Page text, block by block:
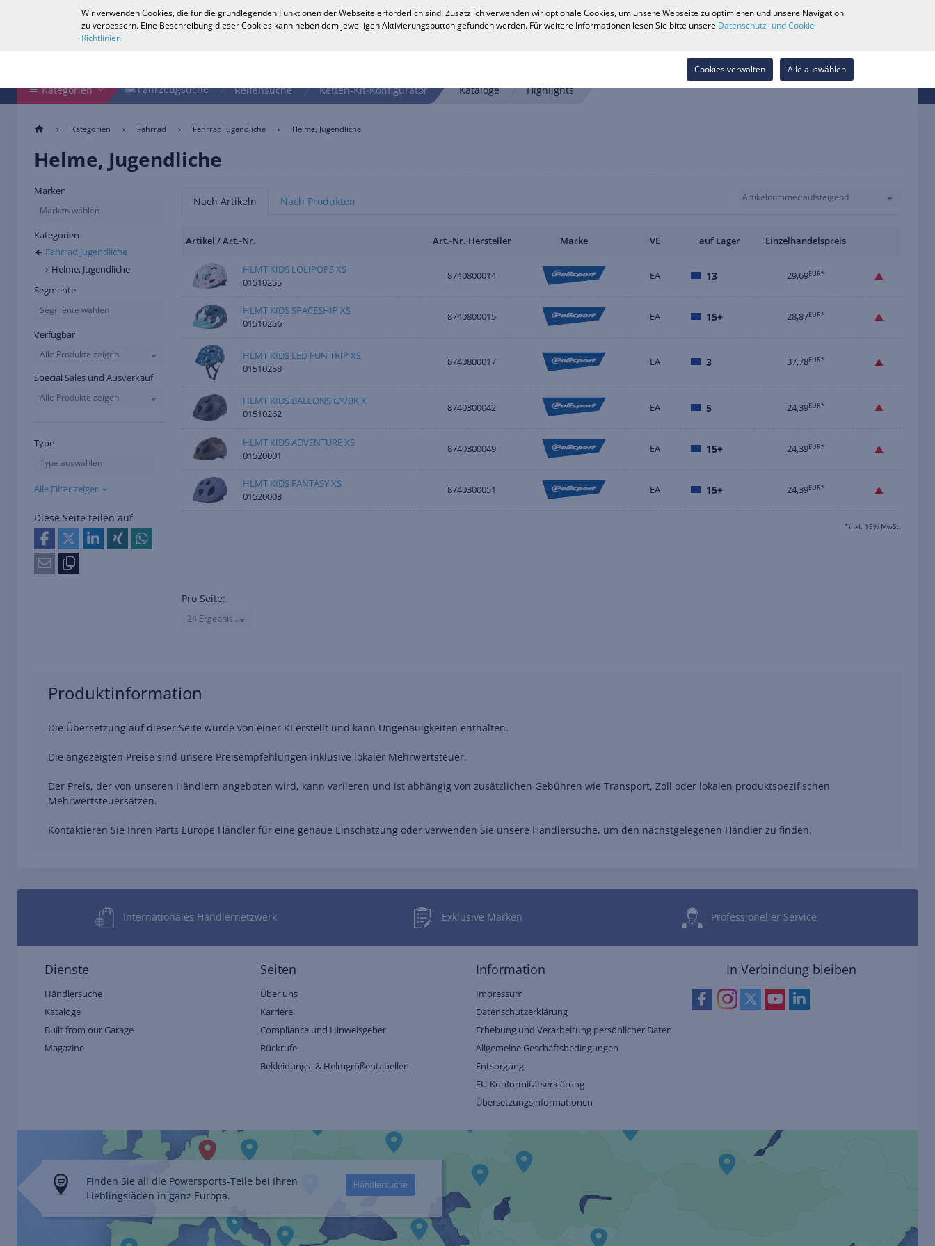
Händlersuche Karriere Wunschliste
Kategorien Fahrzeugsuche Reifensuche Ketten-Kit-Konfigurator Kataloge Highlights
Kategorien Fahrrad Fahrrad Jugendliche Helme, Jugendliche
Helme, Jugendliche
Marken
Marken wählen
Kategorien
Fahrrad Jugendliche
Helme, Jugendliche
Segmente
Segmente wählen
Verfügbar
Alle Produkte zeigen
Special Sales und Ausverkauf
Alle Produkte zeigen
Type
Type auswählen
Alle Filter zeigen
Diese Seite teilen auf
Nach Artikeln Nach Produkten Artikelnummer aufsteigend
Artikel / Art.-Nr. Art.-Nr. Hersteller Marke VE auf Lager Einzelhandelspreis
HLMT KIDS LOLIPOPS XS
01510255
8740800014 EA 13 29,69EUR*
HLMT KIDS SPACESHIP XS
01510256
8740800015 EA 15+ 28,87EUR*
HLMT KIDS LED FUN TRIP XS
01510258
8740800017 EA 3 37,78EUR*
HLMT KIDS BALLONS GY/BK X
01510262
8740300042 EA 5 24,39EUR*
HLMT KIDS ADVENTURE XS
01520001
8740300049 EA 15+ 24,39EUR*
HLMT KIDS FANTASY XS
01520003
8740300051 EA 15+ 24,39EUR*
*inkl. 19% MwSt.
Pro Seite:
24 Ergebnisse
Produktinformation
Die Übersetzung auf dieser Seite wurde von einer KI erstellt und kann Ungenauigkeiten enthalten.
Die angezeigten Preise sind unsere Preisempfehlungen inklusive lokaler Mehrwertsteuer.
Der Preis, der von unseren Händlern angeboten wird, kann variieren und ist abhängig von zusätzlichen Gebühren wie Transport, Zoll oder lokalen produktspezifischen
Mehrwertsteuersätzen.
Kontaktieren Sie Ihren Parts Europe Händler für eine genaue Einschätzung oder verwenden Sie unsere Händlersuche, um den nächstgelegenen Händler zu finden.
Internationales Händlernetzwerk Exklusive Marken Professioneller Service
Dienste
Händlersuche
Kataloge
Built from our Garage
Magazine
Seiten
Über uns
Karriere
Compliance und Hinweisgeber
Rückrufe
Bekleidungs- & Helmgrößentabellen
Information
Impressum
Datenschutzerklärung
Erhebung und Verarbeitung persönlicher Daten
Allgemeine Geschäftsbedingungen
Entsorgung
EU-Konformitätserklärung
Übersetzungsinformationen
In Verbindung bleiben
Finden Sie all die Powersports-Teile bei Ihren
Lieblingsläden in ganz Europa.
Händlersuche
Wir verwenden Cookies, die für die grundlegenden Funktionen der Webseite erforderlich sind. Zusätzlich verwenden wir optionale Cookies, um unsere Webseite zu optimieren und unsere Navigation
zu verbessern. Eine Beschreibung dieser Cookies kann neben dem jeweiligen Aktivierungsbutton gefunden werden. Für weitere Informationen lesen Sie bitte unsere Datenschutz- und Cookie-
Richtlinien
Alle auswählen
Cookies verwalten